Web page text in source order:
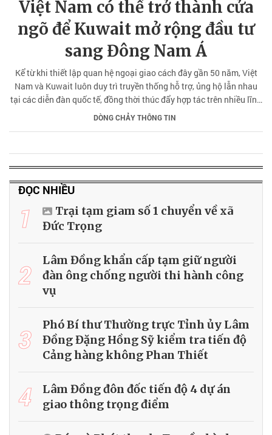
Việt Nam có thể trở thành cửa
ngõ để Kuwait mở rộng đầu tư
sang Đông Nam Á
Kể từ khi thiết lập quan hệ ngoại giao cách đây gần 50 năm, Việt
Nam và Kuwait luôn duy trì truyền thống hỗ trợ, ủng hộ lẫn nhau
tại các diễn đàn quốc tế, đồng thời thúc đẩy hợp tác trên nhiều lĩnh
vực. Đầu tư và thương mại là điểm nổi bật trong quan hệ Việt Nam-
DÒNG CHẢY THÔNG TIN
ĐỌC NHIỀU
1
Trại tạm giam số 1 chuyển về xã
Đức Trọng
2
Lâm Đồng khẩn cấp tạm giữ người
đàn ông chống người thi hành công
vụ
3
Phó Bí thư Thường trực Tỉnh ủy Lâm
Đồng Đặng Hồng Sỹ kiểm tra tiến độ
Cảng hàng không Phan Thiết
4
Lâm Đồng đôn đốc tiến độ 4 dự án
giao thông trọng điểm